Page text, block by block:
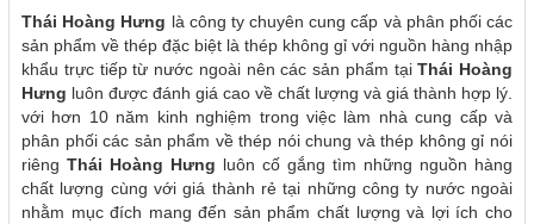
Thái Hoàng Hưng là công ty chuyên cung cấp và phân phối các
sản phẩm về thép đặc biệt là thép không gỉ với nguồn hàng nhập
khẩu trực tiếp từ nước ngoài nên các sản phẩm tạiThái Hoàng
Hưng luôn được đánh giá cao về chất lượng và giá thành hợp lý.
với hơn 10 năm kinh nghiệm trong việc làm nhà cung cấp và
phân phối các sản phẩm về thép nói chung và thép không gỉ nói
riêng Thái Hoàng Hưng luôn cố gắng tìm những nguồn hàng
chất lượng cùng với giá thành rẻ tại những công ty nước ngoài
nhằm mục đích mang đến sản phẩm chất lượng và lợi ích cho